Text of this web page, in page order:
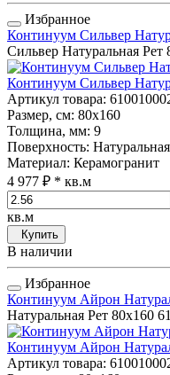
Избранное
Континуум Сильвер
Сильвер Натуральная Рет
Континуум Сильвер
Артикул товара:
Размер, см: 80x160
Толщина, мм: 9
Поверхность: Натуральная
Материал: Керамогранит
4 977 ₽ * кв.м
кв.м
Купить
В наличии
Избранное
Континуум Айрон
Натуральная Рет 80x160
Континуум Айрон
Артикул товара: